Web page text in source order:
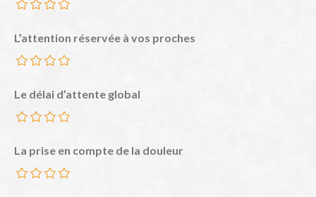
L’attention réservée à vos proches
Le délai d’attente global
La prise en compte de la douleur